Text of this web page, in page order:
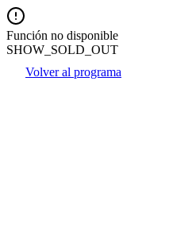
Función no disponible
SHOW_SOLD_OUT
Volver al programa